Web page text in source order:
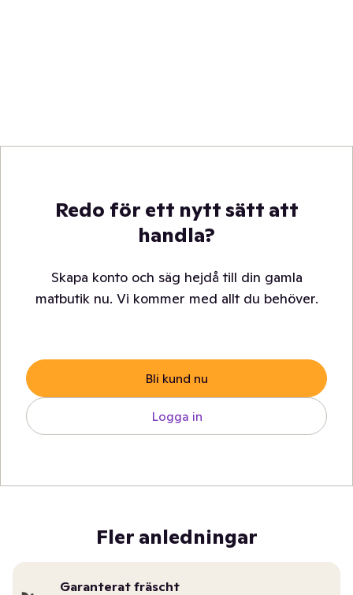
Redo för ett nytt sätt att
handla?
Skapa konto och säg hejdå till din gamla
matbutik nu. Vi kommer med allt du behöver.
Bli kund nu
Logga in
Fler anledningar
Garanterat fräscht